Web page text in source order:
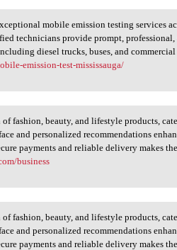
mobile emission testing services
technicians provide prompt,
diesel trucks, buses, and commercial
emission-test-mississauga/
fashion, beauty, and lifestyle products,
and personalized recommendations
payments and reliable delivery makes
business
fashion, beauty, and lifestyle products,
and personalized recommendations
payments and reliable delivery makes